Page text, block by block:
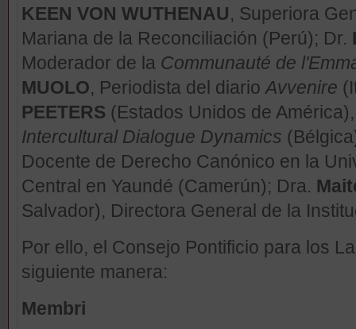
KEEN VON WUTHENAU, Superiora
Mariana de la Reconciliación (Perú); Dr.
Moderador de la Communauté de
MUOLO, Periodista del diario Avvenire
PEETERS (Estados Unidos de
Intercultural Dialogue Dynamics
Docente de Derecho Canónico en la
Central en Yaundé (Camerún); Dra.
Salvador), Directora General de la
Por ello, el Consejo Pontificio para los
siguiente manera:
Membri